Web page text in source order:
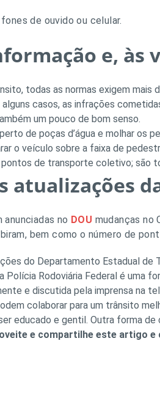
de ouvido ou celular.
e, às
todas as normas exigem
casos, as infrações
um pouco de bom senso.
de poças d’água e molhar os
o veículo sobre a faixa de
pontos de transporte coletivo; são
atualizações
no DOU mudanças no
bem como o número de
do Departamento Estadual
Polícia Rodoviária Federal é uma
e discutida pela imprensa na
colaborar para um trânsito
educado e gentil. Outra forma
e compartilhe este artigo